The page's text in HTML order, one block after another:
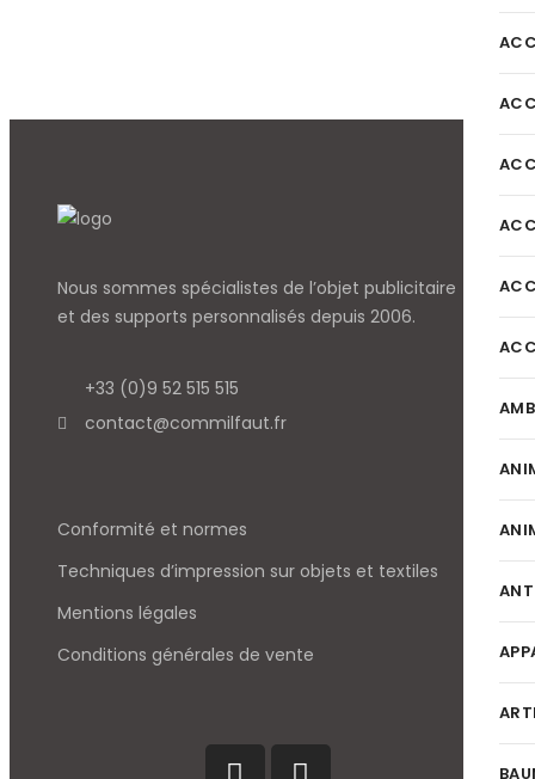
Nous sommes spécialistes de l’objet publicitaire
et des supports personnalisés depuis 2006.
+33 (0)9 52 515 515
contact@commilfaut.fr
Conformité et normes
Techniques d’impression sur objets et textiles
Mentions légales
Conditions générales de vente